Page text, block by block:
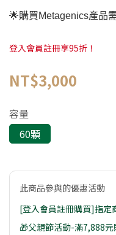
🌟購買Metagenics產品
登入會員註冊享95折！
NT$3,000
容量
60顆
此商品參與的優惠活動
[登入會員註冊購買]指定
🎁父親節活動-滿7,888